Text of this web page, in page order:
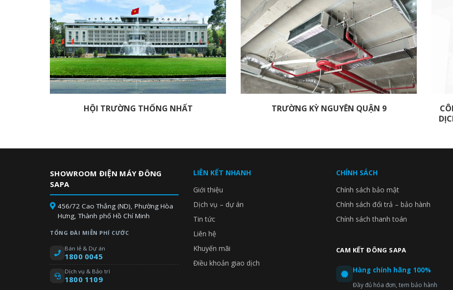
HỘI TRƯỜNG THỐNG NHẤT TRƯỜNG KỲ NGUYÊN QUẬN 9
SHOWROOM ĐIỆN MÁY ĐÔNG
SAPA
456/72 Cao Thắng (ND), Phường Hòa
Hưng, Thành phố Hồ Chí Minh
TỔNG ĐÀI MIỄN PHÍ CƯỚC
Bán lẻ & Dự án
1800 0045
Dịch vụ & Bảo trì
1800 1109
LIÊN KẾT NHANH
Giới thiệu
Dịch vụ – dự án
Tin tức
Liên hệ
Khuyến mãi
Điều khoản giao dịch
CHÍNH SÁCH
Chính sách bảo mật
Chính sách đổi trả – bảo hành
Chính sách thanh toán
CAM KẾT ĐÔNG SAPA
Hàng chính hãng 100%
Đầy đủ hóa đơn, tem bảo hành